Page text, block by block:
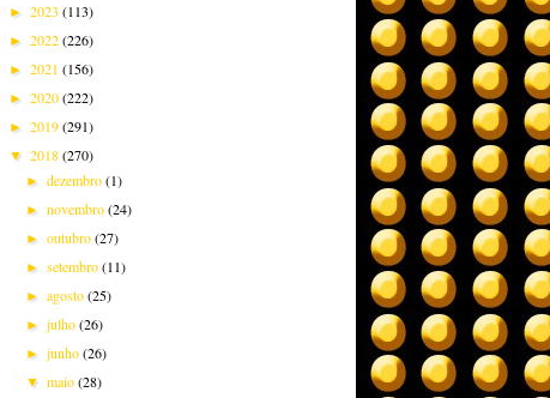
► 2023 (113)
► 2022(226)
► 2021 (156)
► 2020(222)
► 2019(291)
▼ 2018(270)
►dezembro(1)
►novembro(24)
►outubro(27)
►setembro(11)
►agosto(25)
►julho(26)
►junho(26)
▼maio(28)